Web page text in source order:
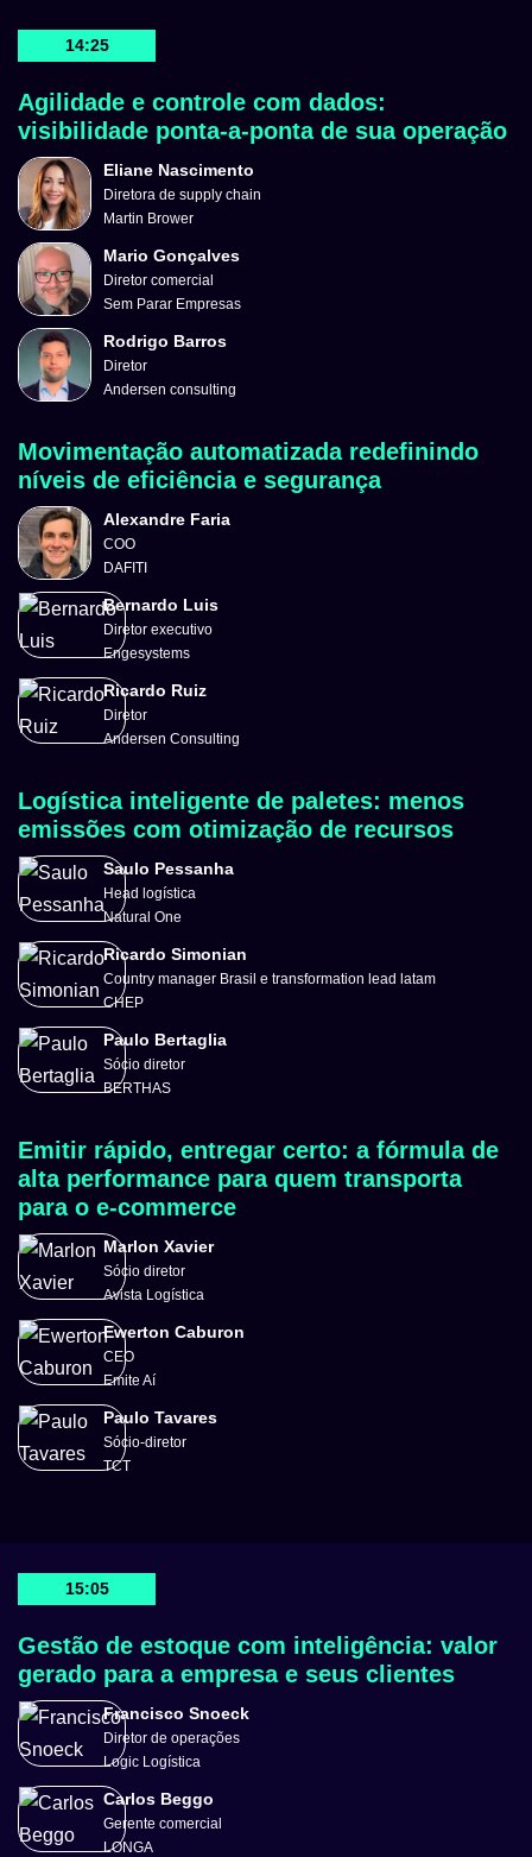
14:25
Agilidade e controle com dados:
visibilidade ponta-a-ponta de sua operação
Eliane Nascimento
Diretora de supply chain
Martin Brower
Mario Gonçalves
Diretor comercial
Sem Parar Empresas
Rodrigo Barros
Diretor
Andersen consulting
Movimentação automatizada redefinindo
níveis de eficiência e segurança
Alexandre Faria
COO
DAFITI
Bernardo Luis
Diretor executivo
Engesystems
Ricardo Ruiz
Diretor
Andersen Consulting
Logística inteligente de paletes: menos
emissões com otimização de recursos
Saulo Pessanha
Head logística
Natural One
Ricardo Simonian
Country manager Brasil e transformation lead latam
CHEP
Paulo Bertaglia
Sócio diretor
BERTHAS
Emitir rápido, entregar certo: a fórmula de
alta performance para quem transporta
para o e-commerce
Marlon Xavier
Sócio diretor
Avista Logística
Ewerton Caburon
CEO
Emite Aí
Paulo Tavares
Sócio-diretor
TCT
15:05
Gestão de estoque com inteligência: valor
gerado para a empresa e seus clientes
Francisco Snoeck
Diretor de operações
Logic Logística
Carlos Beggo
Gerente comercial
LONGA